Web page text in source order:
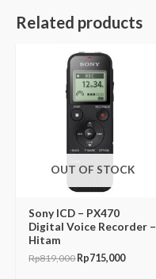
Related products
OUT OF STOCK
Sony ICD – PX470
Digital Voice Recorder –
Hitam
Rp819,000
Original
price
was:
Rp819,000.
Rp715,000